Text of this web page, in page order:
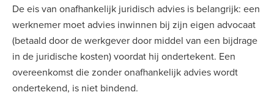
De eis van onafhankelijk juridisch advies is belangrijk: een
werknemer moet advies inwinnen bij zijn eigen advocaat
(betaald door de werkgever door middel van een bijdrage
in de juridische kosten) voordat hij ondertekent. Een
overeenkomst die zonder onafhankelijk advies wordt
ondertekend, is niet bindend.